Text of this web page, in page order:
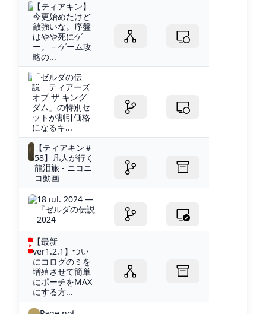
【ティアキン】
今更始めたけど
敵強いな。序盤
はやや死にゲ
ー。 – ゲーム攻
略の...
「ゼルダの伝
説 ティアーズ
オブ ザ キング
ダム」の特別セ
ットが割引価格
になるキ...
【ティアキン＃
58】凡人が行く
龍泪旅 - ニコニ
コ動画
18 iul. 2024 —
『ゼルダの伝説
2024
【最新
ver1.2.1】つい
にコログのミを
増殖させて簡単
にポーチをMAX
にする方...